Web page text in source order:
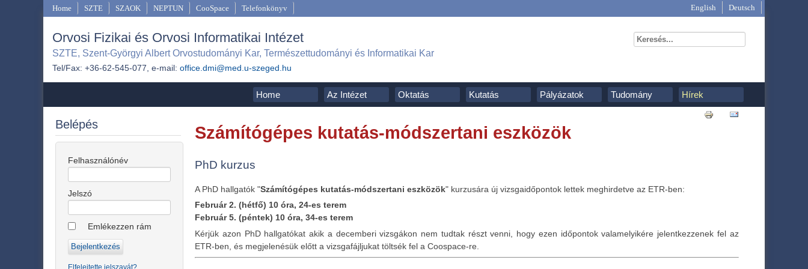
Home SZTE SZAOK NEPTUN CooSpace Telefonkönyv
Orvosi Fizikai és Orvosi Informatikai Intézet
SZTE, Szent-Györgyi Albert Orvostudományi Kar, Természettudományi és Informatikai Kar
Tel/Fax: +36-62-545-077, e-mail: office.dmi@med.u-szeged.hu
English Deutsch
Home Az Intézet Oktatás Kutatás Pályázatok Tudomány Hírek
Belépés
Felhasználónév
Jelszó
Emlékezzen rám
Elfelejtette jelszavát?
Számítógépes kutatás-módszertani eszközök
PhD kurzus
A PhD hallgatók "Számítógépes kutatás-módszertani eszközök" kurzusára új vizsgaidőpontok lettek meghirdetve az ETR-ben:
Február 2. (hétfő) 10 óra, 24-es terem
Február 5. (péntek) 10 óra, 34-es terem
Kérjük azon PhD hallgatókat akik a decemberi vizsgákon nem tudtak részt venni, hogy ezen időpontok valamelyikére jelentkezzenek fel az
ETR-ben, és megjelenésük előtt a vizsgafájljukat töltsék fel a Coospace-re.